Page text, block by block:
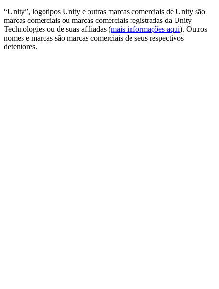
“Unity”, logotipos Unity e outras marcas comerciais de Unity são
marcas comerciais ou marcas comerciais registradas da Unity
Technologies ou de suas afiliadas (mais informações aqui). Outros
nomes e marcas são marcas comerciais de seus respectivos
detentores.